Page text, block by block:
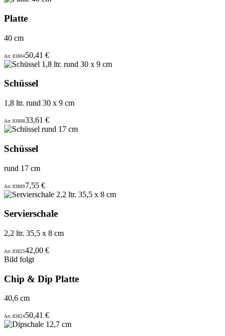
Platte
40 cm
Art. 8380450,41 €
Schüssel
1,8 ltr. rund 30 x 9 cm
Art. 8380833,61 €
Schüssel
rund 17 cm
Art. 838097,55 €
Servierschale
2,2 ltr. 35,5 x 8 cm
Art. 8382542,00 €
Bild folgt
Chip & Dip Platte
40,6 cm
Art. 8382450,41 €